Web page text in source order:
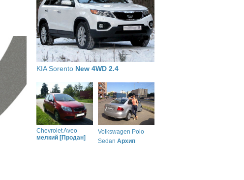
KIA Sorento New 4WD 2.4
Chevrolet Aveo
мелкий [Продан]
Volkswagen Polo
Sedan Архип